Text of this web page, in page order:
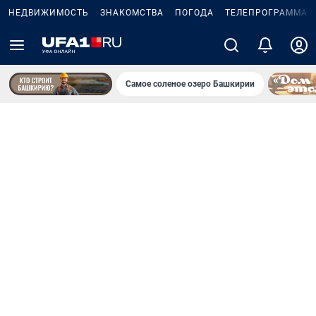
НЕДВИЖИМОСТЬ ЗНАКОМСТВА ПОГОДА ТЕЛЕПРОГРАММА
Самое соленое озеро Башкирии